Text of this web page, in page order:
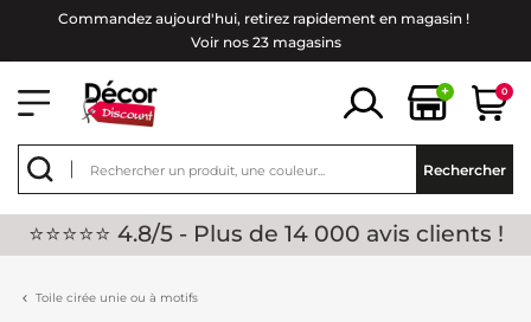
Commandez aujourd'hui, retirez rapidement en magasin !
Voir nos 23 magasins
+ 0
Rechercher
⭐⭐⭐⭐⭐ 4.8/5 - Plus de 14 000 avis clients !
Toile cirée unie ou à motifs